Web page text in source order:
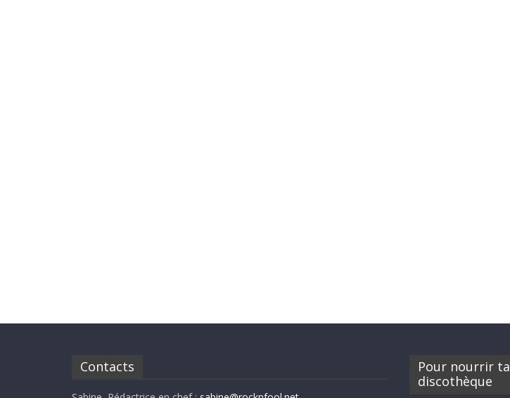
Contacts
Pour nourrir ta
discothèque